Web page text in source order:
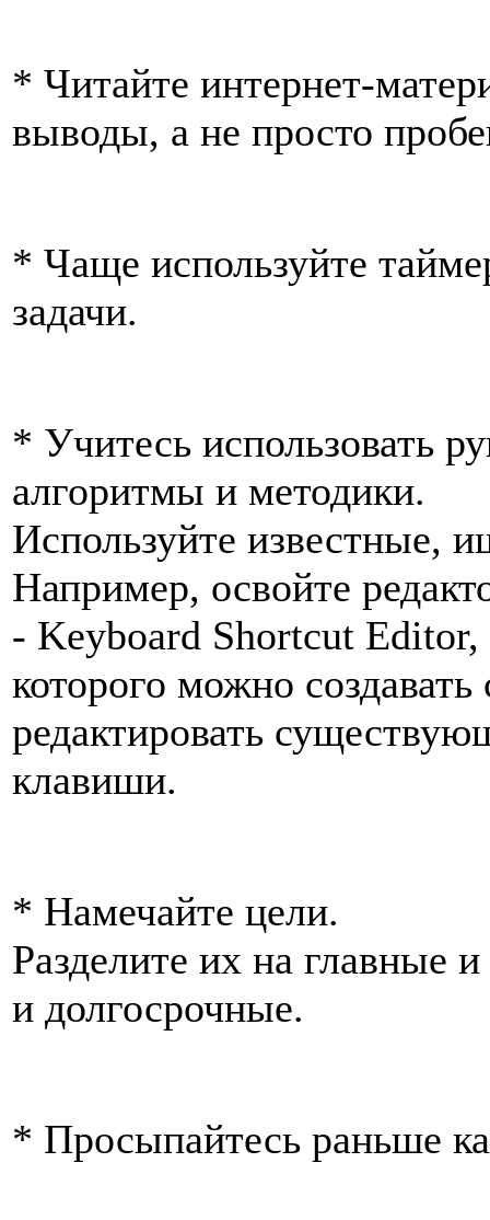
* Читайте интернет-
выводы, а не просто
* Чаще используйте
задачи.
* Учитесь использовать
алгоритмы и методики.
Используйте известные,
Например, освойте
- Keyboard Shortcut
которого можно
редактировать
клавиши.
* Намечайте цели.
Разделите их на главные
и долгосрочные.
* Просыпайтесь раньше